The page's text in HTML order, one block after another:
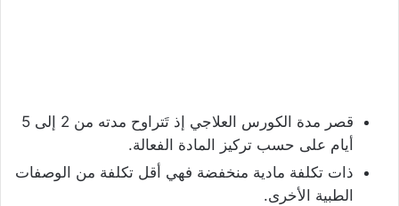
قصر مدة الكورس العلاجي إذ تَتراوح مدته من 2 إلى 5
أيام على حسب تركيز المادة الفعالة.
ذات تكلفة مادية منخفضة فهي أقل تكلفة من الوصفات
الطبية الأخرى.